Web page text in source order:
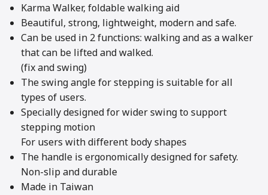
Karma Walker, foldable walking aid
Beautiful, strong, lightweight, modern and safe.
Can be used in 2 functions: walking and as a walker
that can be lifted and walked.
(fix and swing)
The swing angle for stepping is suitable for all
types of users.
Specially designed for wider swing to support
stepping motion
For users with different body shapes
The handle is ergonomically designed for safety.
Non-slip and durable
Made in Taiwan